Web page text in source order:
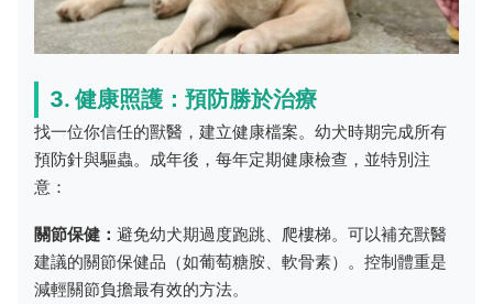
3. 健康照護：預防勝於治療
找一位你信任的獸醫，建立健康檔案。幼犬時期完成所有
預防針與驅蟲。成年後，每年定期健康檢查，並特別注
意：
關節保健： 避免幼犬期過度跑跳、爬樓梯。可以補充獸醫
建議的關節保健品（如葡萄糖胺、軟骨素）。控制體重是
減輕關節負擔最有效的方法。